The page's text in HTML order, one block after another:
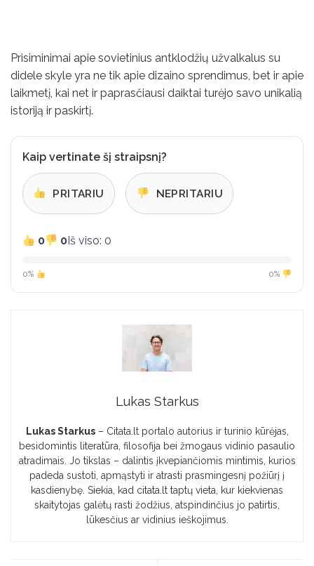
Prisiminimai apie sovietinius antklodžių užvalkalus su
didele skyle yra ne tik apie dizaino sprendimus, bet ir apie
laikmetį, kai net ir paprasčiausi daiktai turėjo savo unikalią
istoriją ir paskirtį.
Kaip vertinate šį straipsnį?
PRITARIU NEPRITARIU
0 0 Iš viso: 0
0% 0%
Lukas Starkus
Lukas Starkus– Citata.lt portalo autorius ir turinio kūrėjas,
besidomintis literatūra, filosofija bei žmogaus vidinio pasaulio
atradimais. Jo tikslas – dalintis įkvepiančiomis mintimis, kurios
padeda sustoti, apmąstyti ir atrasti prasmingesnį požiūrį į
kasdienybę. Siekia, kad citata.lt taptų vieta, kur kiekvienas
skaitytojas galėtų rasti žodžius, atspindinčius jo patirtis,
lūkesčius ar vidinius ieškojimus.